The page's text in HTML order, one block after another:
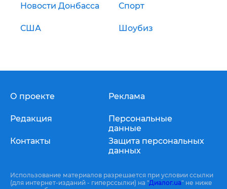
Новости Донбасса Спорт
США Шоубиз
О проекте
Редакция
Контакты
Реклама
Персональные
данные
Защита персональных
данных
Использование материалов разрешается при условии ссылки
(для интернет-изданий - гиперссылки) на "Диалог.ua" не ниже